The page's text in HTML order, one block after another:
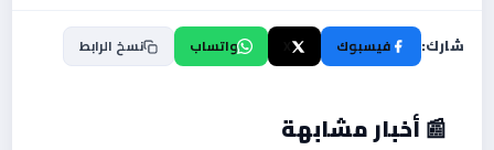
شارك: فيسبوك واتساب نسخ الرابط
📰 أخبار مشابهة